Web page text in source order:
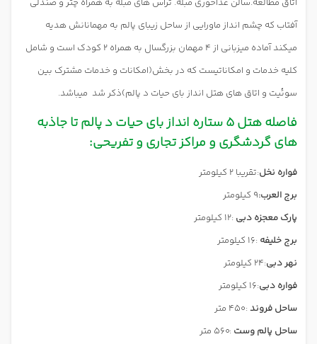
اتاق مطالعه.سالن غذاخوری مبله. تراس های مبله به همراه چتر و صندلی
آفتاب که چشم انداز ماورایی از ساحل زیبای پالم به مهمانانش هدیه
میکند آماده میزبانی از 4 مهمان بزرگسال به همراه 2 کودک است و شامل
کلیه خدمات و امکاناتیست که در بخش(امکانات و خدمات مشترک بین
سوئیت و اتاق های هتل انداز بای حیات د پالم)ذکر شد میباشد.
فاصله هتل 5 ستاره انداز بای حیات د پالم تا جاذبه
های گردشگری و مراکز تجاری و تفریحی:
فواره نخل:تقریبا 2 کیلومتر
برج العرب:9 کیلومتر
پارک معجزه دبی :12 کیلومتر
برج خلیفه :16 کیلومتر
نهر دبی:24 کیلومتر
فواره دبی:16 کیلومتر
ساحل فروند :450 متر
ساحل پالم وست :560 متر